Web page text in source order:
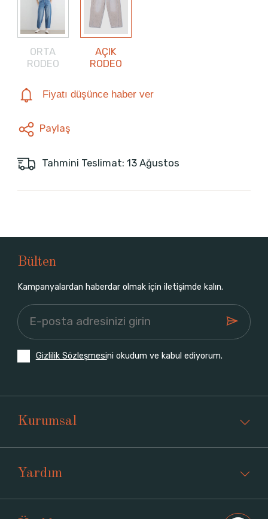
ORTA
RODEO
AÇIK
RODEO
Fiyatı düşünce haber ver
Paylaş
Tahmini Teslimat: 13 Ağustos
Bülten
Kampanyalardan haberdar olmak için iletişimde kalın.
Gizlilik Sözleşmesini okudum ve kabul ediyorum.
Kurumsal
Yardım